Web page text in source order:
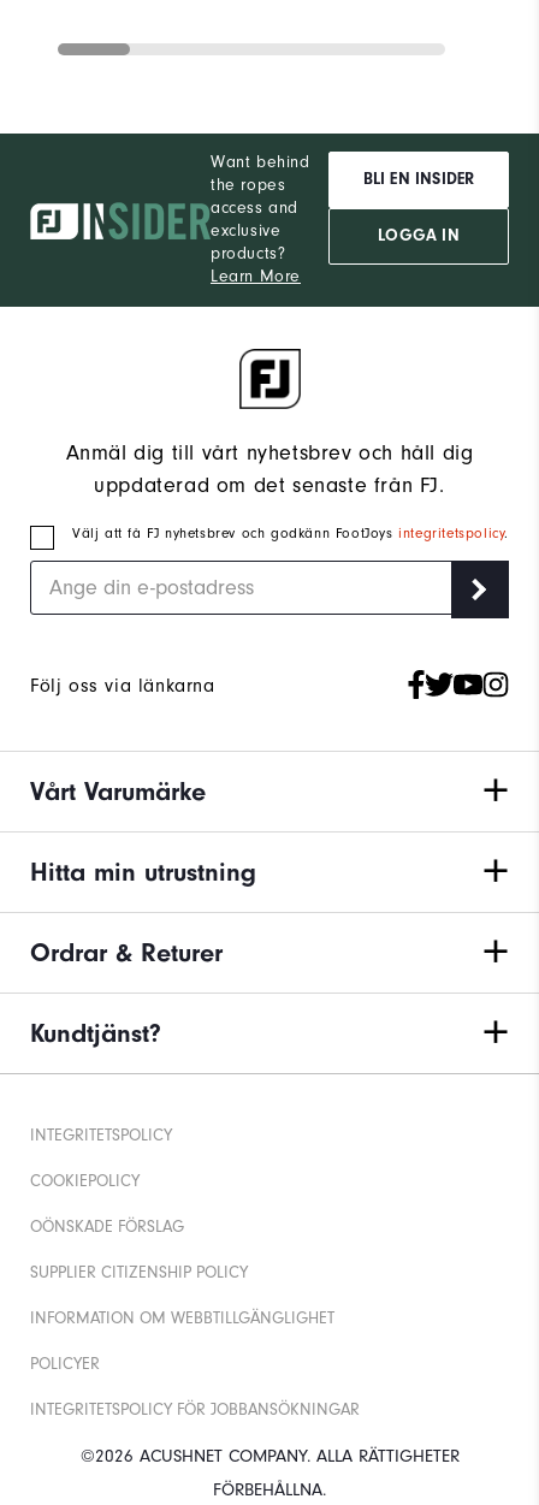
Want behind
the ropes
access and
exclusive
products?
Learn More
BLI EN INSIDER
LOGGA IN
Anmäl dig till vårt nyhetsbrev och håll dig
uppdaterad om det senaste från FJ.
Välj att få FJ nyhetsbrev och godkänn FootJoysintegritetspolicy.
Följ oss via länkarna
Vårt Varumärke
Hitta min utrustning
Ordrar & Returer
Kundtjänst?
©2026 ACUSHNET COMPANY. ALLA RÄTTIGHETER
FÖRBEHÅLLNA.
INTEGRITETSPOLICY
COOKIEPOLICY
OÖNSKADE FÖRSLAG
SUPPLIER CITIZENSHIP POLICY
INFORMATION OM WEBBTILLGÄNGLIGHET
POLICYER
INTEGRITETSPOLICY FÖR JOBBANSÖKNINGAR